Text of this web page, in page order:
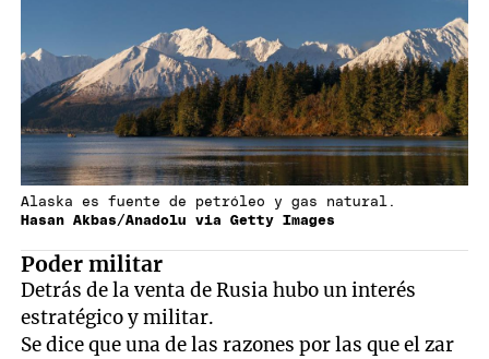
Hasan Akbas/Anadolu via Getty Images
Alaska es fuente de petróleo y gas natural.
Poder militar
Detrás de la venta de Rusia hubo un interés
estratégico y militar.
Se dice que una de las razones por las que el zar